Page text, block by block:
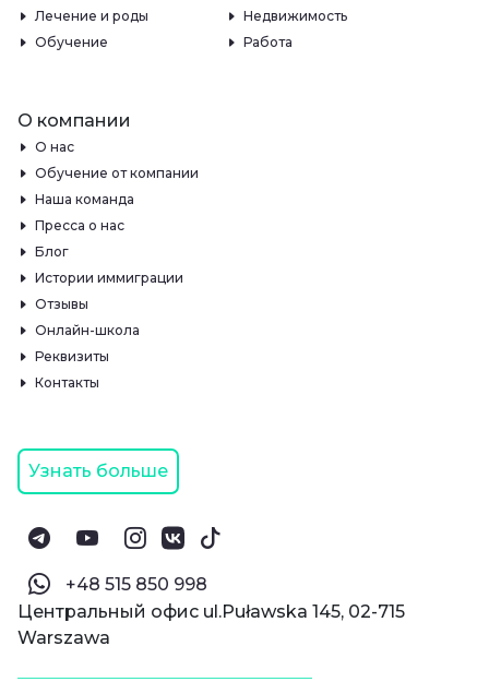
Лечение и роды
Недвижимость
Обучение
Работа
О компании
О нас
Обучение от компании
Наша команда
Пресса о нас
Блог
Истории иммиграции
Отзывы
Онлайн-школа
Реквизиты
Контакты
Узнать больше
‪+48 515 850 998‬
Центральный офис ul.Puławska 145, 02-715
Warszawa